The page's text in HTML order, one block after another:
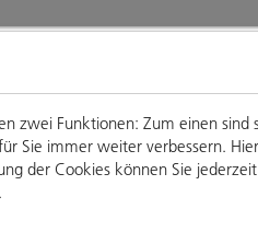
zwei Funktionen: Zum einen
Sie immer weiter verbessern.
der Cookies können Sie
.